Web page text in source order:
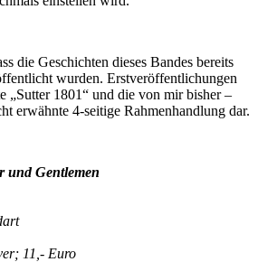
die Geschichten dieses Bandes bereits
wurden. Erstveröffentlichungen
„Sutter 1801“ und die von mir bisher –
erwähnte 4-seitige Rahmenhandlung dar.
und Gentlemen
11,- Euro